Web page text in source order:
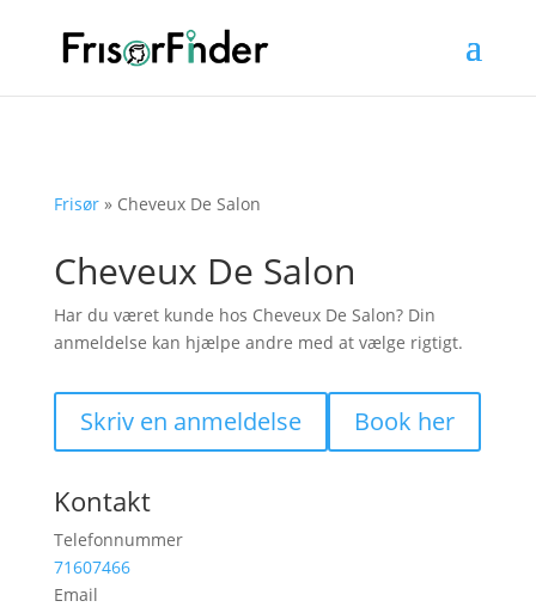
Frisør» Cheveux De Salon
Cheveux De Salon
Har du været kunde hos Cheveux De Salon? Din
anmeldelse kan hjælpe andre med at vælge rigtigt.
Skriv en anmeldelse Book her
Kontakt
Telefonnummer
71607466
Email